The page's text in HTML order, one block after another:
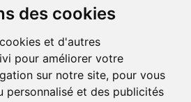
des cookies
et d'autres
pour améliorer votre
sur notre site, pour vous
personnalisé et des publicités
la politique de confidentialité